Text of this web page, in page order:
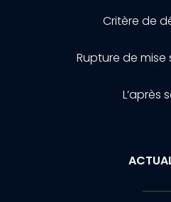
Critère de
Rupture de mise
L’après